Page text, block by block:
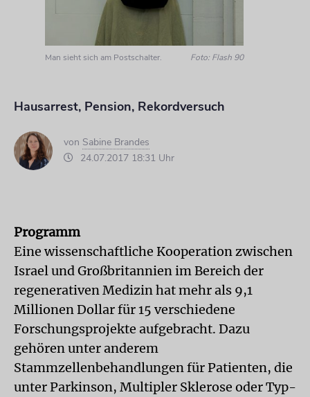
Man sieht sich am Postschalter. Foto: Flash 90
Hausarrest, Pension, Rekordversuch
von Sabine Brandes
24.07.2017 18:31 Uhr
Programm
Eine wissenschaftliche Kooperation zwischen
Israel und Großbritannien im Bereich der
regenerativen Medizin hat mehr als 9,1
Millionen Dollar für 15 verschiedene
Forschungsprojekte aufgebracht. Dazu
gehören unter anderem
Stammzellenbehandlungen für Patienten, die
unter Parkinson, Multipler Sklerose oder Typ-